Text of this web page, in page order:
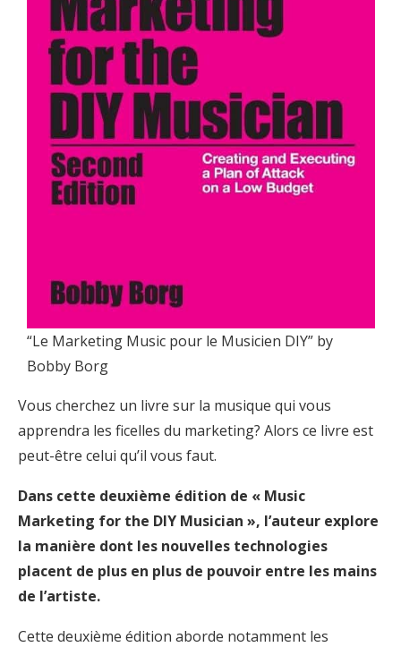
“Le Marketing Music pour le Musicien DIY” by
Bobby Borg
Vous cherchez un livre sur la musique qui vous
apprendra les ficelles du marketing? Alors ce livre est
peut-être celui qu’il vous faut.
Dans cette deuxième édition de « Music
Marketing for the DIY Musician », l’auteur explore
la manière dont les nouvelles technologies
placent de plus en plus de pouvoir entre les mains
de l’artiste.
Cette deuxième édition aborde notamment les